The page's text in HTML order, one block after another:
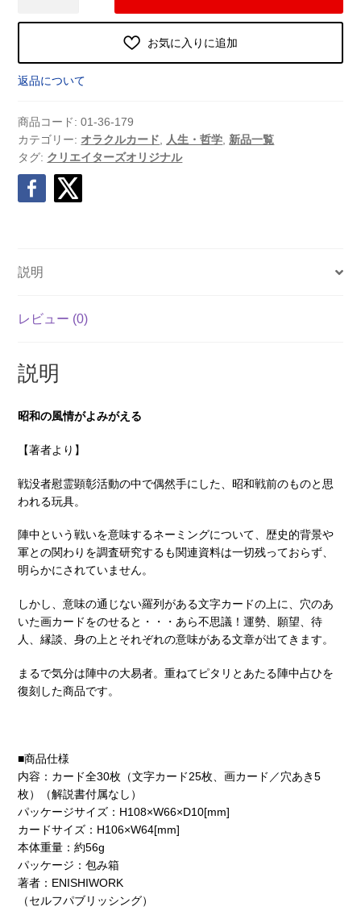
占
®（2024
年
月
発
売）
個
お気に入りに追加
返品について
商品コード:01-36-179
カテゴリー: オラクルカード 人生・哲学 新品一覧
タグ: クリエイターズオリジナル
説明
レビュー (0)
説明
昭和の風情がよみがえる
【著者より】
戦没者慰霊顕彰活動の中で偶然手にした、昭和戦前のものと思
われる玩具。
陣中という戦いを意味するネーミングについて、歴史的背景や
軍との関わりを調査研究するも関連資料は一切残っておらず、
明らかにされていません。
しかし、意味の通じない羅列がある文字カードの上に、穴のあ
いた画カードをのせると・・・あら不思議！運勢、願望、待
人、縁談、身の上とそれぞれの意味がある文章が出てきます。
まるで気分は陣中の大易者。重ねてピタリとあたる陣中占ひを
復刻した商品です。
■商品仕様
内容：カード全30枚（文字カード25枚、画カード／穴あき5
枚）（解説書付属なし）
パッケージサイズ：H108×W66×D10[mm]
カードサイズ：H106×W64[mm]
本体重量：約56g
パッケージ：包み箱
著者：ENISHIWORK
（セルフパブリッシング）